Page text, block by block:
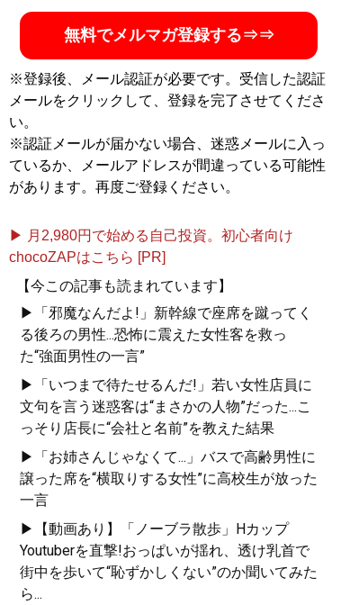
無料でメルマガ登録する⇒⇒
※登録後、メール認証が必要です。受信した認証
メールをクリックして、登録を完了させてくださ
い。
※認証メールが届かない場合、迷惑メールに入っ
ているか、メールアドレスが間違っている可能性
があります。再度ご登録ください。
▶ 月2,980円で始める自己投資。初心者向け
chocoZAPはこちら [PR]
【今この記事も読まれています】
▶「邪魔なんだよ!」新幹線で座席を蹴ってく
る後ろの男性...恐怖に震えた女性客を救っ
た“強面男性の一言”
▶「いつまで待たせるんだ!」若い女性店員に
文句を言う迷惑客は“まさかの人物”だった...こ
っそり店長に“会社と名前”を教えた結果
▶「お姉さんじゃなくて...」バスで高齢男性に
譲った席を“横取りする女性”に高校生が放った
一言
▶【動画あり】「ノーブラ散歩」Hカップ
Youtuberを直撃!おっぱいが揺れ、透け乳首で
街中を歩いて“恥ずかしくない”のか聞いてみた
ら...